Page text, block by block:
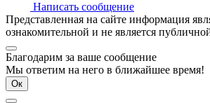
Написать сообщение
Представленная на сайте информация
ознакомительной и не является
Благодарим за ваше сообщение
Мы ответим на него в ближайшее время!
Ок